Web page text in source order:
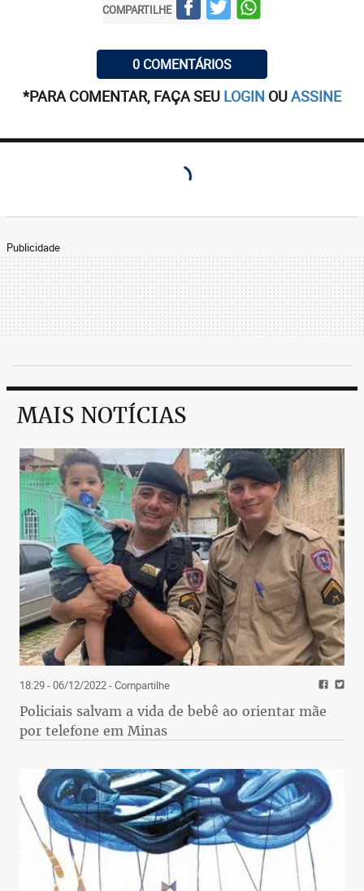
COMPARTILHE
0 COMENTÁRIOS
*PARA COMENTAR, FAÇA SEU LOGIN OUASSINE
Publicidade
MAIS NOTÍCIAS
18:29 - 06/12/2022- Compartilhe
Policiais salvam a vida de bebê ao orientar mãe
por telefone em Minas